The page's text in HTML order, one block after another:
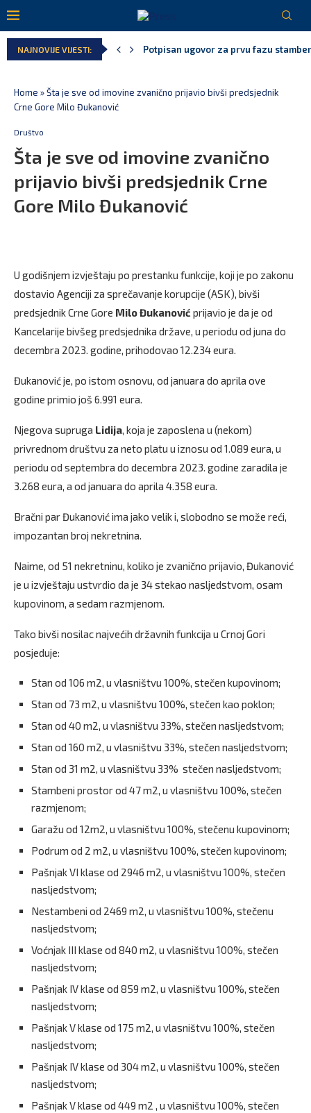
NAJNOVIJE VIJESTI:
Potpisan ugovor za prvu fazu
Home »Šta je sve od imovine zvanično prijavio bivši predsjednik
Crne Gore Milo Đukanović
Društvo
Šta je sve od imovine zvanično
prijavio bivši predsjednik Crne
Gore Milo Đukanović
U godišnjem izvještaju po prestanku funkcije, koji je po zakonu
dostavio Agenciji za sprečavanje korupcije (ASK), bivši
predsjednik Crne Gore Milo Đukanović prijavio je da je od
Kancelarije bivšeg predsjednika države, u periodu od juna do
decembra 2023. godine, prihodovao 12.234 eura.
Đukanović je, po istom osnovu, od januara do aprila ove
godine primio još 6.991 eura.
Njegova supruga Lidija, koja je zaposlena u (nekom)
privrednom društvu za neto platu u iznosu od 1.089 eura, u
periodu od septembra do decembra 2023. godine zaradila je
3.268 eura, a od januara do aprila 4.358 eura.
Bračni par Đukanović ima jako velik i, slobodno se može reći,
impozantan broj nekretnina.
Naime, od 51 nekretninu, koliko je zvanično prijavio, Đukanović
je u izvještaju ustvrdio da je 34 stekao nasljedstvom, osam
kupovinom, a sedam razmjenom.
Tako bivši nosilac najvećih državnih funkcija u Crnoj Gori
posjeduje:
Stan od 106 m2, u vlasništvu 100%, stečen kupovinom;
Stan od 73 m2, u vlasništvu 100%, stečen kao poklon;
Stan od 40 m2, u vlasništvu 33%, stečen nasljedstvom;
Stan od 160 m2, u vlasništvu 33%, stečen nasljedstvom;
Stan od 31 m2, u vlasništvu 33% stečen nasljedstvom;
Stambeni prostor od 47 m2, u vlasništvu 100%, stečen
razmjenom;
Garažu od 12m2, u vlasništvu 100%, stečenu kupovinom;
Podrum od 2 m2, u vlasništvu 100%, stečen kupovinom;
Pašnjak VI klase od 2946 m2, u vlasništvu 100%, stečen
nasljedstvom;
Nestambeni od 2469 m2, u vlasništvu 100%, stečenu
nasljedstvom;
Voćnjak III klase od 840 m2, u vlasništvu 100%, stečen
nasljedstvom;
Pašnjak IV klase od 859 m2, u vlasništvu 100%, stečen
nasljedstvom;
Pašnjak V klase od 175 m2, u vlasništvu 100%, stečen
nasljedstvom;
Pašnjak IV klase od 304 m2, u vlasništvu 100%, stečen
nasljedstvom;
Pašnjak V klase od 449 m2 , u vlasništvu 100%, stečen